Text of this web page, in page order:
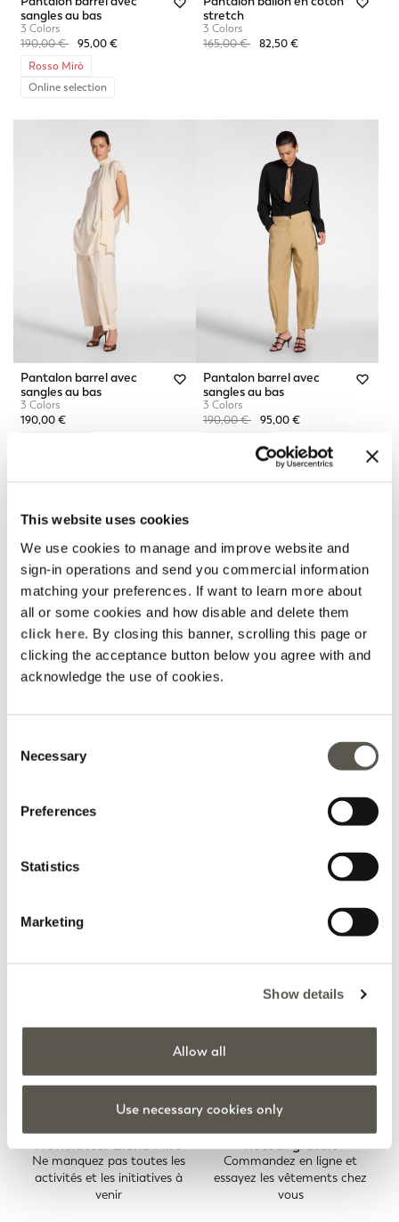
This website uses cookies
We use cookies to manage and improve website and
sign-in operations and send you commercial information
matching your preferences. If want to learn more about
all or some cookies and how disable and delete them
click here. By closing this banner, scrolling this page or
clicking the acceptance button below you agree with and
acknowledge the use of cookies.
Selection
Necessary
Preferences
Statistics
Marketing
Show details
Allow all
Use necessary cookies only
sangles au bas
3 Colors
Price reduced from
190,00 €to95,00 €
Rosso Mirò
Online selection
stretch
3 Colors
Price reduced from
165,00 €to82,50 €
Pantalon barrel avec
sangles au bas
3 Colors
190,00 €
Pantalon barrel avec
sangles au bas
3 Colors
Price reduced from
190,00 €to95,00 €
Rosso Mirò
stretch
3 Colors
Newsletter Elena Mirò
Ne manquez pas toutes les
activités et les initiatives à
venir
Retour gratuit
Commandez en ligne et
essayez les vêtements chez
vous